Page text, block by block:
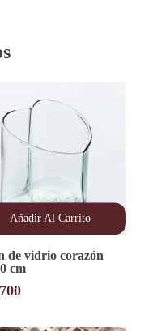
Añadir Al Carrito
de vidrio corazón
cm